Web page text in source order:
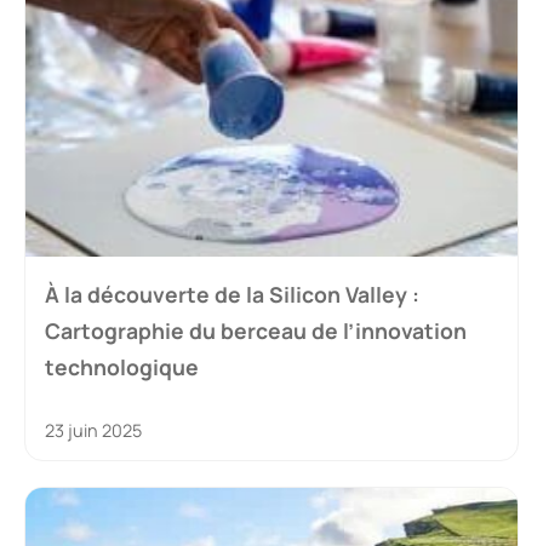
À la découverte de la Silicon Valley :
Cartographie du berceau de l’innovation
technologique
23 juin 2025